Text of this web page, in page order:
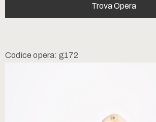
Codice opera: g172